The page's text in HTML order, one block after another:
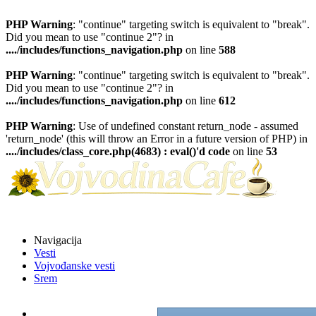
PHP Warning: "continue" targeting switch is equivalent to "break".
Did you mean to use "continue 2"? in
..../includes/functions_navigation.php on line 588
PHP Warning: "continue" targeting switch is equivalent to "break".
Did you mean to use "continue 2"? in
..../includes/functions_navigation.php on line 612
PHP Warning: Use of undefined constant return_node - assumed
'return_node' (this will throw an Error in a future version of PHP) in
..../includes/class_core.php(4683) : eval()'d code on line 53
Navigacija
Vesti
Vojvođanske vesti
Srem